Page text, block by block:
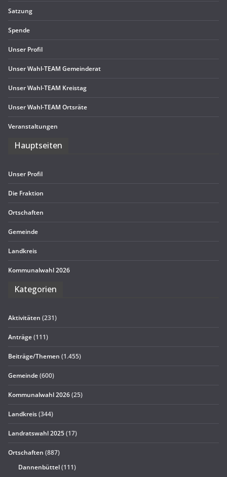
Sat­zung
Spende
Unser Pro­fil
Unser Wahl-TEAM Gemeinderat
Unser Wahl-TEAM Kreistag
Unser Wahl-TEAM Ortsräte
Ver­an­stal­tun­gen
Haupt­sei­ten
Unser Pro­fil
Die Frak­tion
Ort­schaf­ten
Gemeinde
Land­kreis
Kom­mu­nal­wahl 2026
Kate­go­rien
Aktivitäten (231)
Anträge(111)
Beiträge/Themen (1.455)
Gemeinde(600)
Kommunalwahl 2026(25)
Landkreis(344)
Landratswahl 2025(17)
Ortschaften (887)
Dannenbüttel(111)